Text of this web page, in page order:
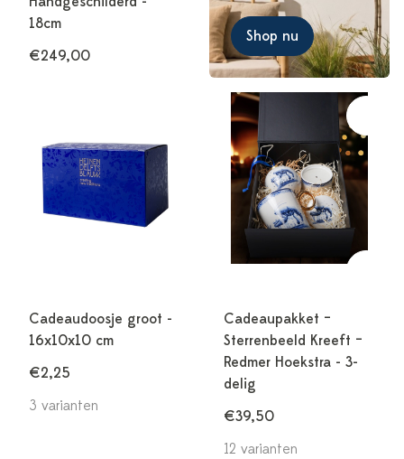
18cm
€249,00
Shop nu
Cadeaudoosje groot -
16x10x10 cm
€2,25
3 varianten
Cadeaupakket –
Sterrenbeeld Kreeft –
Redmer Hoekstra - 3-
delig
€39,50
12 varianten